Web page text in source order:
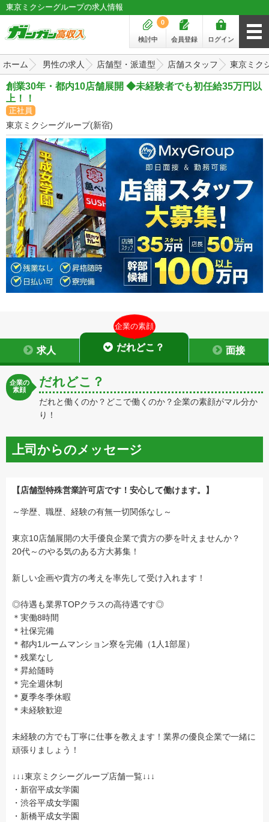
東京ミクシーグループの求人情報
ログイン
会員登録
検討中
0
ホーム 男性の求人 店舗型・派遣型 店舗スタッフ 東京ミク
創業30年・都内10店舗展開 ◆未経験者でも初任給35万円以
上！！
正社員
東京ミクシーグループ(新宿)
求人
企業の素顔
だれどこ？ 面接
企業の
素顔
だれどこ？
だれと働くのか？どこで働くのか？企業の素顔がマル分か
り！
上司からのメッセージ
【店舗型特殊営業許可店です！安心して働けます。】
～学歴、職歴、経験の有無一切関係なし～
東京10店舗展開の大手優良企業で貴方の夢を叶えませんか？
20代～のやる気のある方大募集！
新しい企画や貴方の考えを率先して受け入れます！
◎待遇も業界TOPクラスの高待遇です◎
＊実働8時間
＊社保完備
＊都内1ルームマンション寮を完備（1人1部屋）
＊残業なし
＊昇給随時
＊完全週休制
＊夏季冬季休暇
＊未経験歓迎
未経験の方でも丁寧に仕事を教えます！業界の優良企業で一緒に
頑張りましょう！
↓↓↓東京ミクシーグループ店舗一覧↓↓↓
・新宿平成女学園
・渋谷平成女学園
・新橋平成女学園